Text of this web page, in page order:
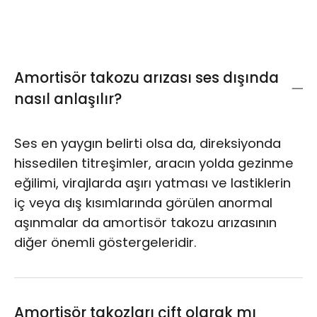
Amortisör takozu arızası ses dışında
nasıl anlaşılır?
Ses en yaygın belirti olsa da, direksiyonda
hissedilen titreşimler, aracın yolda gezinme
eğilimi, virajlarda aşırı yatması ve lastiklerin
iç veya dış kısımlarında görülen anormal
aşınmalar da amortisör takozu arızasının
diğer önemli göstergeleridir.
Amortisör takozları çift olarak mı